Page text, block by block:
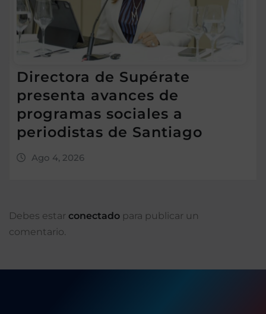
Directora de Supérate
presenta avances de
programas sociales a
periodistas de Santiago
Ago 4, 2026
Debes estar conectado para publicar un
comentario.